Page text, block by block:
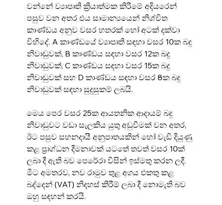
වන්නේ ව්‍යාපෘති ක්‍රියාත්මක කිරීමේ අදියරෙන්
පසුව වන අතර එය සාමාන්‍යයෙන් නිශ්චිත
කාණ්ඩය අනුව වසර හතරක් හෝ අටක් දක්වා
විහිදේ. A කාණ්ඩයේ ව්‍යාපෘති සඳහා වසර 10ක බදු
නිවාඩුවක්, B කාණ්ඩය සඳහා වසර 12ක බදු
නිවාඩුවක්, C කාණ්ඩය සඳහා වසර 15ක බදු
නිවාඩුවක් සහ D කාණ්ඩය සඳහා වසර 8ක බදු
නිවාඩුවක් සඳහා සුදුසුකම් ලබයි.
මෙය පෙර වසර 25ක ආයතනික ආදායම් බදු
නිවාඩුවට වඩා සැලකිය යුතු අඩුවීමක් වන අතර,
ඊට පසුව සහනදායී අනුපාතයකින් හෝ වැඩි දියුණු
කළ ප්‍රාග්ධන දීමනාවක් යටතේ තවත් වසර 10ක්
ලබා දී ඇති බව පෙරේරා විසින් ඉස්මතු කරන ලදී.
මීට අමතරව, නව රාමුව තුළ අගය එකතු කළ
බද්දෙන් (VAT) නිදහස් කිරීම් ලබා දී නොමැති බව
ඔහු සඳහන් කරයි.